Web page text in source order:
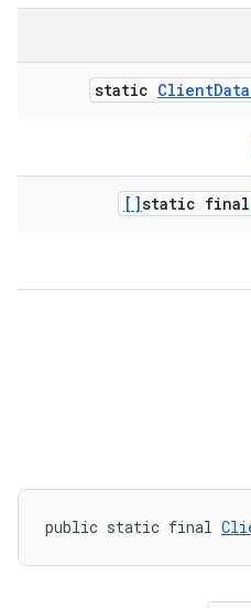
static ClientData
static final
public static final